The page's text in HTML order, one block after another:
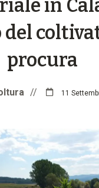
in
del
procura
// 11